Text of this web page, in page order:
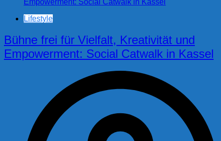
Lifestyle
Bühne frei für Vielfalt, Kreativität und
Empowerment: Social Catwalk in Kassel